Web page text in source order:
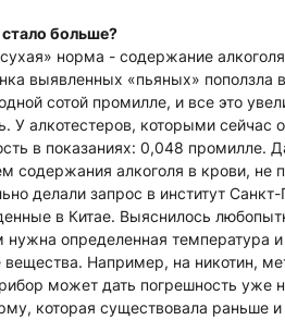
больше?
норма - содержание
выявленных «пьяных»
сотой промилле, и все это
У алкотестеров, которыми
в показаниях: 0,048 промилле.
содержания алкоголя в крови,
делали запрос в институт
в Китае. Выяснилось
нужна определенная температура
вещества. Например, на никотин,
может дать погрешность
которая существовала раньше